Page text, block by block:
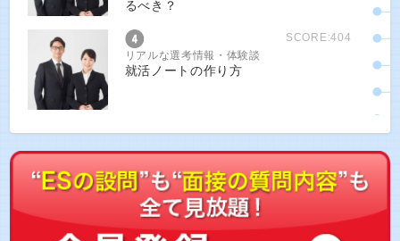
るべき？
SCORE:404
リアルな選考情報・体験談
就活ノートの作り方